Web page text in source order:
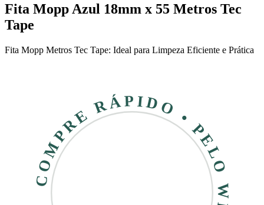
Fita Mopp Azul 18mm x 55 Metros Tec
Tape
Fita Mopp Metros Tec Tape: Ideal para Limpeza Eficiente e Prática